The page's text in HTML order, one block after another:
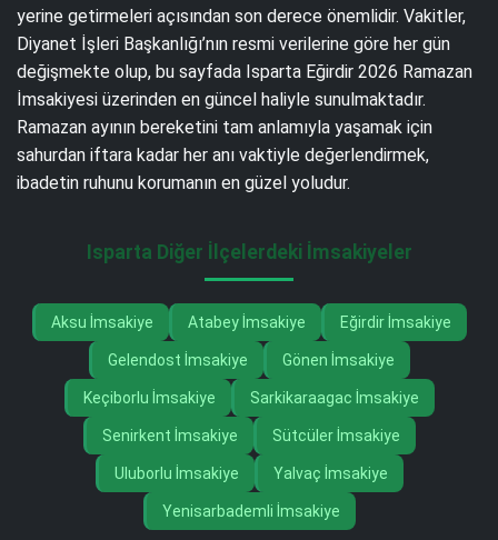
yerine getirmeleri açısından son derece önemlidir. Vakitler,
Diyanet İşleri Başkanlığı’nın resmi verilerine göre her gün
değişmekte olup, bu sayfada Isparta Eğirdir 2026 Ramazan
İmsakiyesi üzerinden en güncel haliyle sunulmaktadır.
Ramazan ayının bereketini tam anlamıyla yaşamak için
sahurdan iftara kadar her anı vaktiyle değerlendirmek,
ibadetin ruhunu korumanın en güzel yoludur.
Isparta Diğer İlçelerdeki İmsakiyeler
Aksu İmsakiye Atabey İmsakiye Eğirdir İmsakiye
Gelendost İmsakiye Gönen İmsakiye
Keçiborlu İmsakiye Sarkikaraagac İmsakiye
Senirkent İmsakiye Sütcüler İmsakiye
Uluborlu İmsakiye Yalvaç İmsakiye
Yenisarbademli İmsakiye